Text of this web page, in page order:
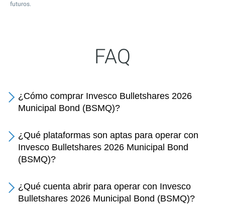
futuros.
FAQ
¿Cómo comprar Invesco Bulletshares 2026
Municipal Bond (BSMQ)?
¿Qué plataformas son aptas para operar con
Invesco Bulletshares 2026 Municipal Bond
(BSMQ)?
¿Qué cuenta abrir para operar con Invesco
Bulletshares 2026 Municipal Bond (BSMQ)?